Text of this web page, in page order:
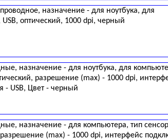
назначение - для ноутбука, для
оптический, 1000 dpi, черный
назначение - для ноутбука, для
разрешение (max) - 1000 dpi,
- USB, Цвет - черный
назначение - для компьютера, тип
(max) - 1000 dpi, интерфейс